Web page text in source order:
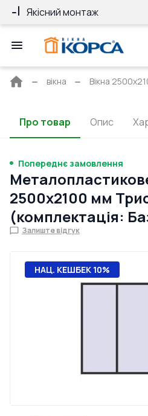
Якісний монтаж
Головна
вікна Вікна
Про товар Опис
Попереднє замовлення
2500x2100 мм
(комплектація:
Залиште відгук
НАЦ. КЕШБЕК 10%